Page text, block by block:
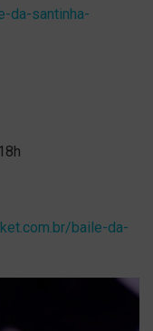
da-santinha-
baile-da-